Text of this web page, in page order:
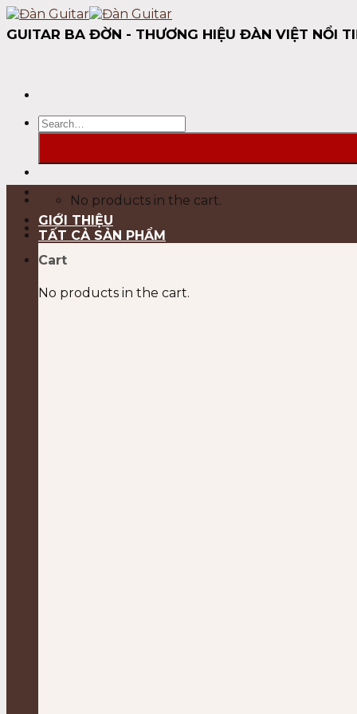
Skip
to
content
GUITAR BA ĐỜN - THƯƠNG HIỆU ĐÀN VIỆT NỔI
Search
for:
No products in the cart.
Cart
No products in the cart.
GIỚI THIỆU
TẤT CẢ SẢN PHẨM